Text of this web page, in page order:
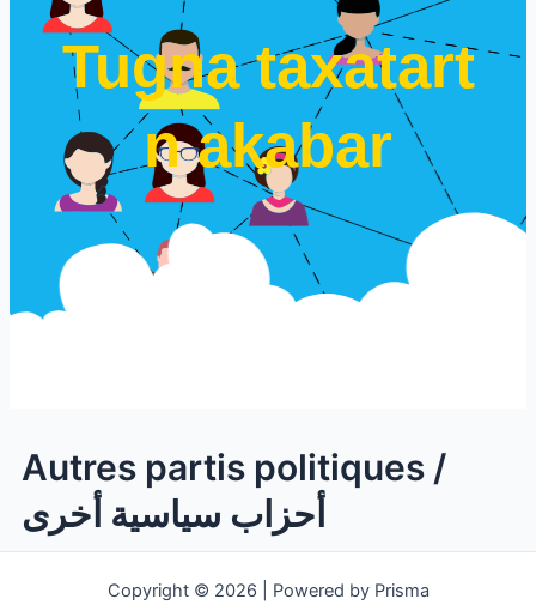
Tugna taxatart
n akabar
Autres partis politiques /
أحزاب سياسية أخرى
Copyright © 2026 | Powered by Prisma